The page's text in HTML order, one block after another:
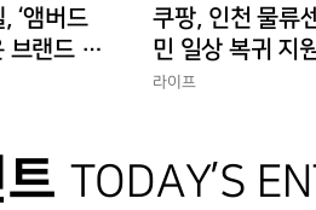
‘앰버드
브랜드 경
쿠팡, 인천 물류
민 일상 복귀 지
에 총력”
라이프
TODAY’S